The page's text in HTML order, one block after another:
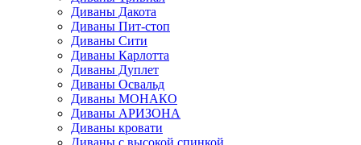
Диваны Дакота
Диваны Пит-стоп
Диваны Сити
Диваны Карлотта
Диваны Дуплет
Диваны Освальд
Диваны МОНАКО
Диваны АРИЗОНА
Диваны кровати
Диваны с высокой спинкой